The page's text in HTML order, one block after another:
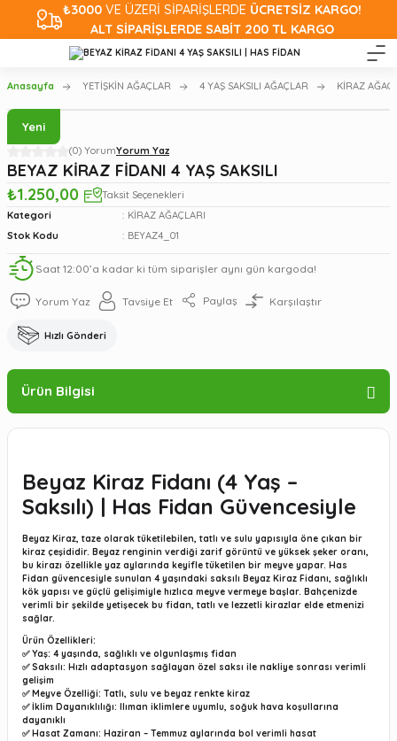
₺3000VE ÜZERİ SİPARİŞLERDE ÜCRETSİZ KARGO!
ALT SİPARİŞLERDE SABİT 200 TL KARGO
Anasayfa YETİŞKİN AĞAÇLAR 4 YAŞ SAKSILI AĞAÇLAR KİRAZ
Yeni
(0) YorumYorum Yaz
BEYAZ KİRAZ FİDANI 4 YAŞ SAKSILI
₺1.250,00
Taksit Seçenekleri
Kategori
KİRAZ AĞAÇLARI
Stok Kodu
BEYAZ4_01
Saat 12:00’a kadar ki tüm siparişler aynı gün kargoda!
Yorum Yaz Tavsiye Et Paylaş Karşılaştır
Hızlı Gönderi
Ürün Bilgisi
Beyaz Kiraz Fidanı (4 Yaş –
Saksılı) | Has Fidan Güvencesiyle
Beyaz Kiraz, taze olarak tüketilebilen, tatlı ve sulu yapısıyla öne çıkan bir
kiraz çeşididir. Beyaz renginin verdiği zarif görüntü ve yüksek şeker oranı,
bu kirazı özellikle yaz aylarında keyifle tüketilen bir meyve yapar. Has
Fidan güvencesiyle sunulan 4 yaşındaki saksılı Beyaz Kiraz Fidanı, sağlıklı
kök yapısı ve güçlü gelişimiyle hızlıca meyve vermeye başlar. Bahçenizde
verimli bir şekilde yetişecek bu fidan, tatlı ve lezzetli kirazlar elde etmenizi
sağlar.
Ürün Özellikleri:
✅Yaş: 4 yaşında, sağlıklı ve olgunlaşmış fidan
✅Saksılı: Hızlı adaptasyon sağlayan özel saksı ile nakliye sonrası verimli
gelişim
✅Meyve Özelliği: Tatlı, sulu ve beyaz renkte kiraz
✅İklim Dayanıklılığı: Ilıman iklimlere uyumlu, soğuk hava koşullarına
dayanıklı
✅Hasat Zamanı: Haziran – Temmuz aylarında bol verimli hasat